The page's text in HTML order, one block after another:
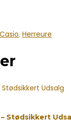
Casio, Herreure
– Stødsikkert